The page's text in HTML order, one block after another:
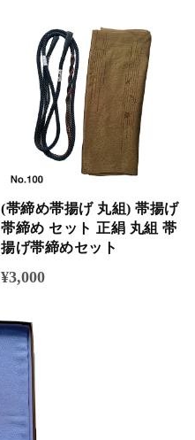
(帯締め帯揚げ 丸組) 帯揚げ
帯締め セット 正絹 丸組 帯
揚げ帯締めセット
¥3,000